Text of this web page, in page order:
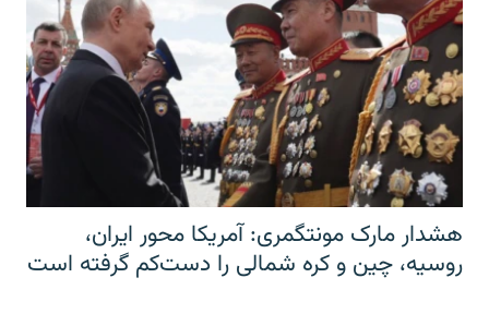
هشدار مارک مونتگمری: آمریکا محور ایران،
روسیه، چین و کره شمالی را دست‌کم گرفته است